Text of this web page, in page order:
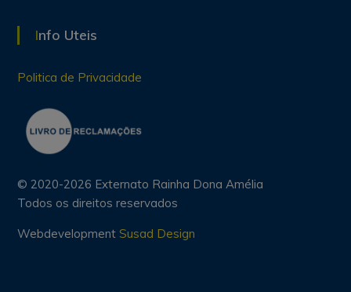
Info Uteis
Politica de Privacidade
© 2020-2026 Externato Rainha Dona Amélia
Todos os direitos reservados
Webdevelopment Susad Design